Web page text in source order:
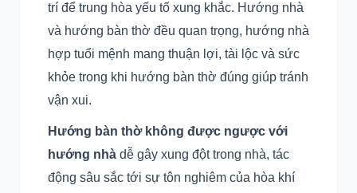
trí để trung hòa yếu tố xung khắc. Hướng nhà
và hướng bàn thờ đều quan trọng, hướng nhà
hợp tuổi mệnh mang thuận lợi, tài lộc và sức
khỏe trong khi hướng bàn thờ đúng giúp tránh
vận xui.
Hướng bàn thờ không được ngược với
hướng nhà dễ gây xung đột trong nhà, tác
động sâu sắc tới sự tôn nghiêm của hòa khí